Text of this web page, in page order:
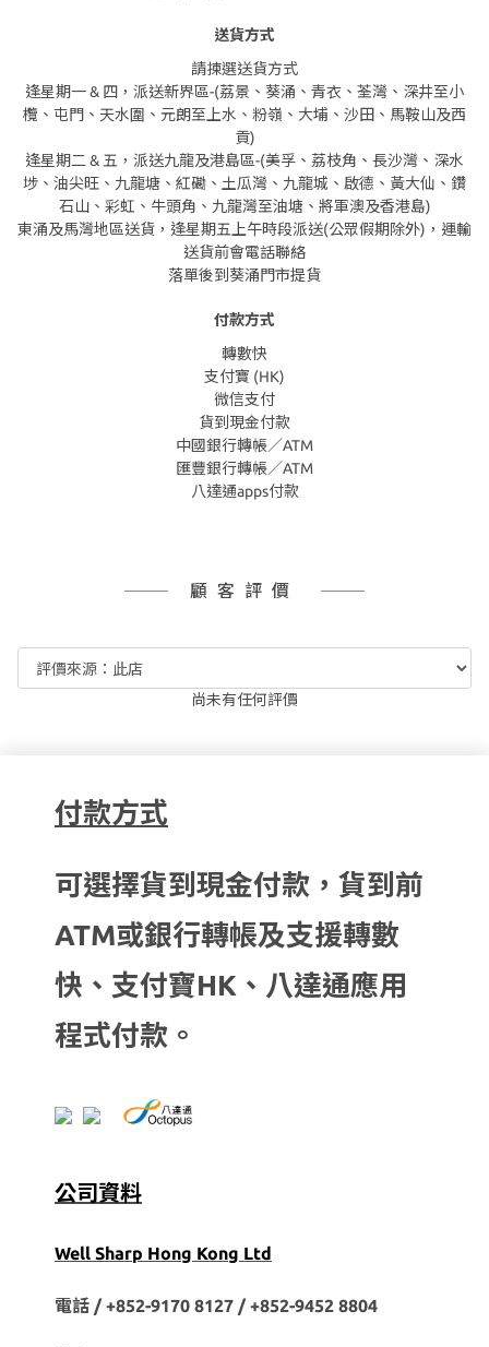
送貨方式
請揀選送貨方式
逢星期一 & 四，派送新界區-(荔景、葵涌、青衣、荃灣、深井至小
欖、屯門、天水圍、元朗至上水、粉嶺、大埔、沙田、馬鞍山及西
貢)
逢星期二 & 五，派送九龍及港島區-(美孚、荔枝角、長沙灣、深水
埗、油尖旺、九龍塘、紅磡、土瓜灣、九龍城、啟德、黃大仙、鑽
石山、彩虹、牛頭角、九龍灣至油塘、將軍澳及香港島)
東涌及馬灣地區送貨，逢星期五上午時段派送(公眾假期除外)，運輸
送貨前會電話聯絡
落單後到葵涌門市提貨
付款方式
轉數快
支付寶 (HK)
微信支付
貨到現金付款
中國銀行轉帳／ATM
匯豐銀行轉帳／ATM
八達通apps付款
顧客評價
尚未有任何評價
付款方式
可選擇貨到現金付款，貨到前
ATM或銀行轉帳及支援轉數
快、支付寶HK、八達通應用
程式付款。
公司資料
Well Sharp Hong Kong Ltd
電話 / +852-9170 8127 /+852-9452 8804